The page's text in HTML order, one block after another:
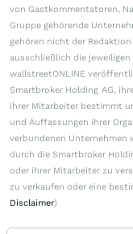
von Gastkommentatoren,
Gruppe gehörende
gehören nicht der
ausschließlich die
wallstreetONLINE
Smartbroker Holding AG,
ihrer Mitarbeiter bestimmt
und Auffassungen ihrer
verbundenen Unternehmen
durch die Smartbroker
oder ihrer Mitarbeiter zu
zu verkaufen oder eine
Disclaimer)